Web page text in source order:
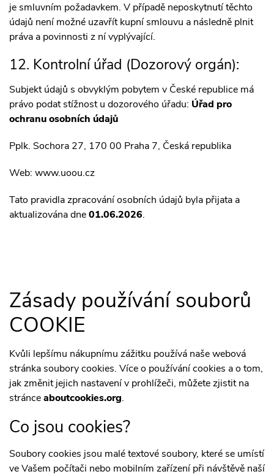
je smluvním požadavkem. V případě neposkytnutí těchto
údajů není možné uzavřít kupní smlouvu a následně plnit
práva a povinnosti z ní vyplývající.
12. Kontrolní úřad (Dozorový orgán):
Subjekt údajů s obvyklým pobytem v České republice má
právo podat stížnost u dozorového úřadu: Úřad pro
ochranu osobních údajů
Pplk. Sochora 27, 170 00 Praha 7, Česká republika
Web: www.uoou.cz
Tato pravidla zpracování osobních údajů byla přijata a
aktualizována dne01.06.2026.
Zásady používání souborů
COOKIE
Kvůli lepšímu nákupnímu zážitku používá naše webová
stránka soubory cookies. Více o používání cookies a o tom,
jak změnit jejich nastavení v prohlížeči, můžete zjistit na
stránceaboutcookies.org.
Co jsou cookies?
Soubory cookies jsou malé textové soubory, které se umístí
ve Vašem počítači nebo mobilním zařízení při návštěvě naší